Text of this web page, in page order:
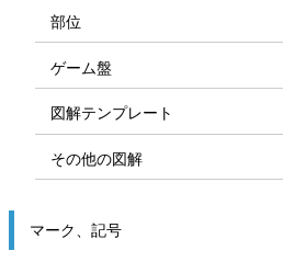
部位
ゲーム盤
図解テンプレート
その他の図解
マーク、記号